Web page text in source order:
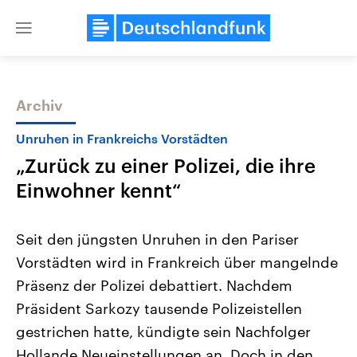
Close
Themen
Landtagswahl Sachsen-Anhalt
2026
Alle Informationen
Sachsen-Anhalt wählt am 6.
September 2026 einen neuen
Landtag. Seit 2021 wird das
Bundesland von einer Koalition aus
USA
Aktuelle Beiträge,
Hintergründe
Wirtschaftlich und
gehören die Vereinigten
den mächtigsten Ländern
mit großem Einfluss auf
Archiv
Unruhen in Frankreichs Vorstädten
„Zurück zu einer Polizei, die ihre
Einwohner kennt“
Seit den jüngsten Unruhen in den Pariser
Vorstädten wird in Frankreich über mangelnde
Präsenz der Polizei debattiert. Nachdem
Präsident Sarkozy tausende Polizeistellen
gestrichen hatte, kündigte sein Nachfolger